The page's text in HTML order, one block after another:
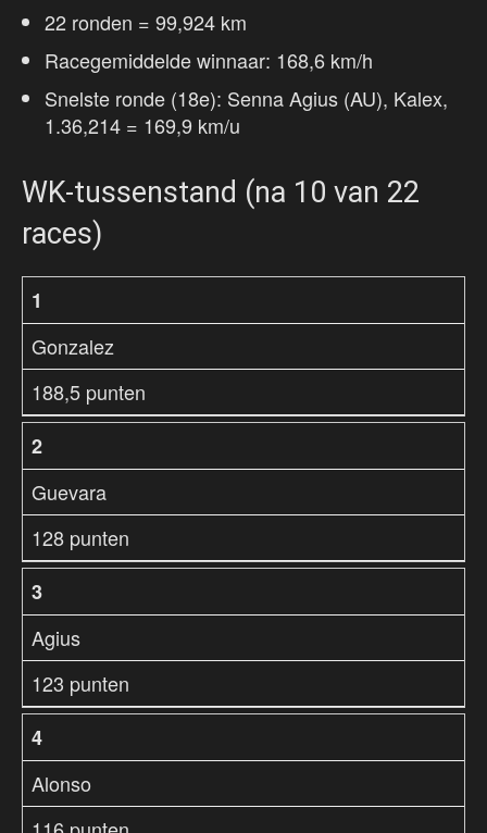
22 ronden = 99,924 km
Racegemiddelde winnaar: 168,6 km/h
Snelste ronde (18e): Senna Agius (AU), Kalex,
1.36,214 = 169,9 km/u
WK-tussenstand (na 10 van 22
races)
1
Gonzalez
188,5 punten
2
Guevara
128 punten
3
Agius
123 punten
4
Alonso